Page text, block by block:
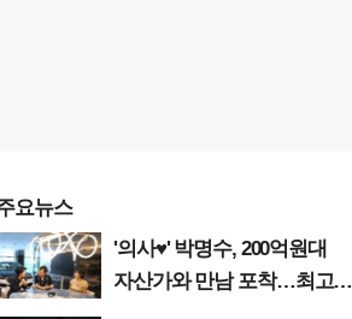
요뉴스
'의사♥' 박명수, 200억원대
자산가와 만남 포착…최고급